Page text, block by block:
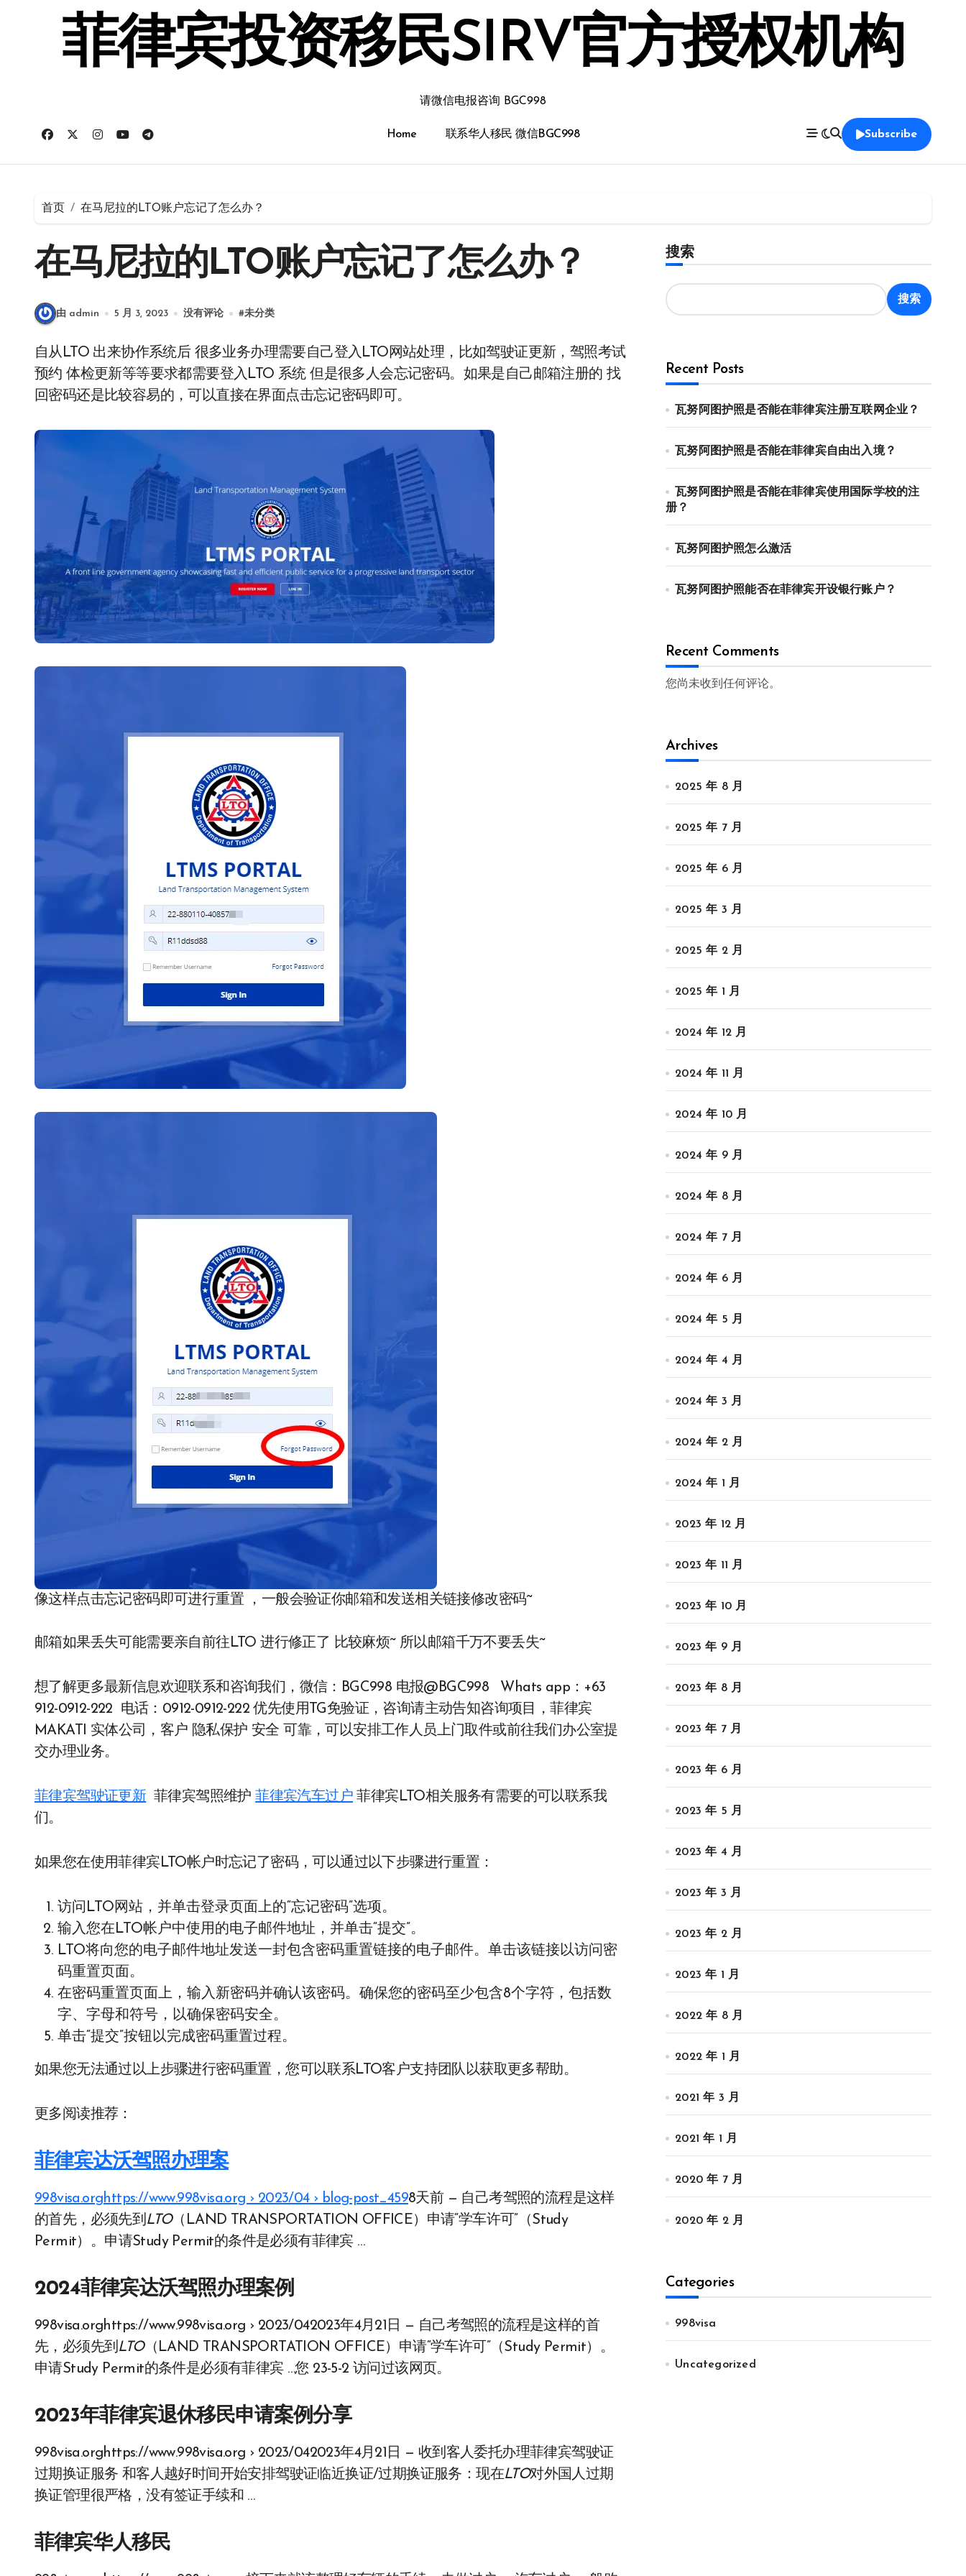
菲律宾投资移民SIRV官方授权机构
请微信电报咨询 BGC998
Home 联系华人移民 微信BGC998 Subscribe
首页 在马尼拉的LTO账户忘记了怎么办？
在马尼拉的LTO账户忘记了怎么办？
由 admin 5 月 3, 2023 没有评论 #未分类
自从LTO 出来协作系统后 很多业务办理需要自己登入LTO网站处理，比如驾驶证更新，驾照考试
预约 体检更新等等要求都需要登入LTO 系统 但是很多人会忘记密码。如果是自己邮箱注册的 找
回密码还是比较容易的，可以直接在界面点击忘记密码即可。
像这样点击忘记密码即可进行重置 ，一般会验证你邮箱和发送相关链接修改密码~
邮箱如果丢失可能需要亲自前往LTO 进行修正了 比较麻烦~ 所以邮箱千万不要丢失~
想了解更多最新信息欢迎联系和咨询我们，微信：BGC998 电报@BGC998 Whats app：+63
912-0912-222 电话：0912-0912-222 优先使用TG免验证，咨询请主动告知咨询项目，菲律宾
MAKATI 实体公司，客户 隐私保护 安全 可靠，可以安排工作人员上门取件或前往我们办公室提
交办理业务。
菲律宾驾驶证更新菲律宾驾照维护菲律宾汽车过户 菲律宾LTO相关服务有需要的可以联系我
们。
如果您在使用菲律宾LTO帐户时忘记了密码，可以通过以下步骤进行重置：
访问LTO网站，并单击登录页面上的“忘记密码”选项。
输入您在LTO帐户中使用的电子邮件地址，并单击“提交”。
LTO将向您的电子邮件地址发送一封包含密码重置链接的电子邮件。单击该链接以访问密
码重置页面。
在密码重置页面上，输入新密码并确认该密码。确保您的密码至少包含8个字符，包括数
字、字母和符号，以确保密码安全。
单击“提交”按钮以完成密码重置过程。
如果您无法通过以上步骤进行密码重置，您可以联系LTO客户支持团队以获取更多帮助。
更多阅读推荐：
菲律宾达沃驾照办理案
998visa.orghttps://www.998visa.org › 2023/04 › blog-post_4598天前 — 自己考驾照的流程是这样
的首先，必须先到 LTO（LAND TRANSPORTATION OFFICE）申请“学车许可”（Study
Permit）。申请Study Permit的条件是必须有菲律宾 …
2024菲律宾达沃驾照办理案例
998visa.orghttps://www.998visa.org › 2023/042023年4月21日 — 自己考驾照的流程是这样的首
先，必须先到 LTO（LAND TRANSPORTATION OFFICE）申请“学车许可”（Study Permit）。
申请Study Permit的条件是必须有菲律宾 …您 23-5-2 访问过该网页。
2023年菲律宾退休移民申请案例分享
998visa.orghttps://www.998visa.org › 2023/042023年4月21日 — 收到客人委托办理菲律宾驾驶证
过期换证服务 和客人越好时间开始安排驾驶证临近换证/过期换证服务：现在LTO对外国人过期
换证管理很严格，没有签证手续和 …
菲律宾华人移民
搜索
搜索
Recent Posts
瓦努阿图护照是否能在菲律宾注册互联网企业？
瓦努阿图护照是否能在菲律宾自由出入境？
瓦努阿图护照是否能在菲律宾使用国际学校的注
册？
瓦努阿图护照怎么激活
瓦努阿图护照能否在菲律宾开设银行账户？
Recent Comments
您尚未收到任何评论。
Archives
2025 年 8 月
2025 年 7 月
2025 年 6 月
2025 年 3 月
2025 年 2 月
2025 年 1 月
2024 年 12 月
2024 年 11 月
2024 年 10 月
2024 年 9 月
2024 年 8 月
2024 年 7 月
2024 年 6 月
2024 年 5 月
2024 年 4 月
2024 年 3 月
2024 年 2 月
2024 年 1 月
2023 年 12 月
2023 年 11 月
2023 年 10 月
2023 年 9 月
2023 年 8 月
2023 年 7 月
2023 年 6 月
2023 年 5 月
2023 年 4 月
2023 年 3 月
2023 年 2 月
2023 年 1 月
2022 年 8 月
2022 年 1 月
2021 年 3 月
2021 年 1 月
2020 年 7 月
2020 年 2 月
Categories
998visa
Uncategorized